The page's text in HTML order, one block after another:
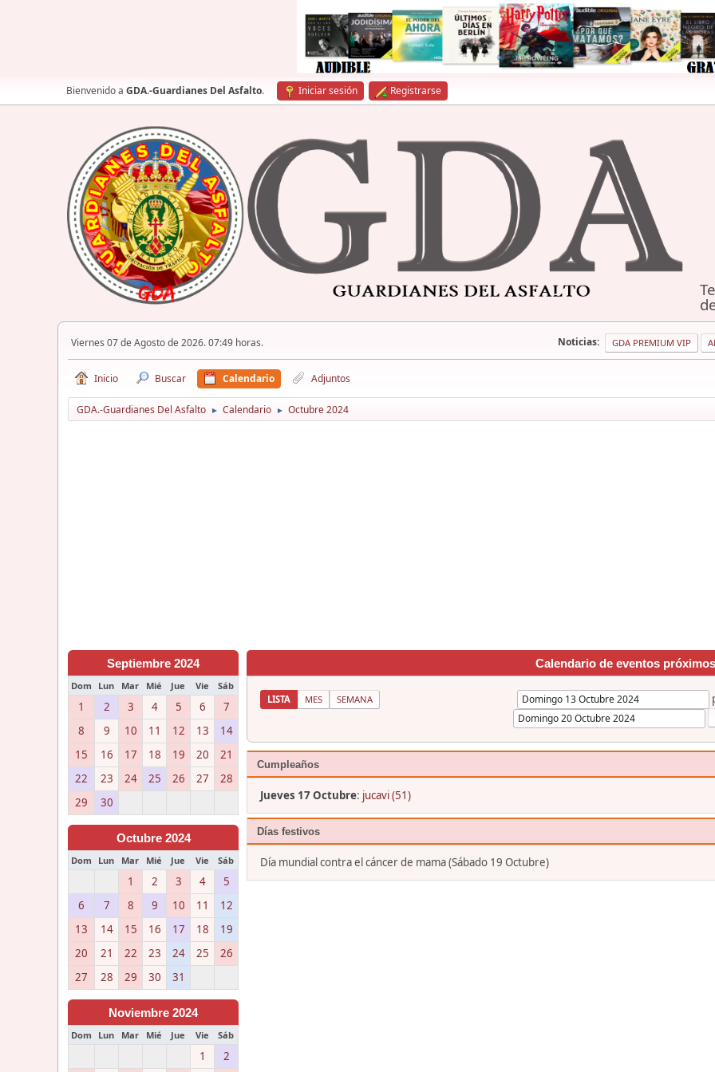
Bienvenido a GDA.-Guardianes Del Asfalto. Iniciar sesión Registrarse
Viernes 07 de Agosto de 2026. 07:49 horas. Noticias: GDA PREMIUM VIP
Inicio Buscar Calendario Adjuntos
GDA.-Guardianes Del Asfalto ► Calendario ► Octubre 2024
Septiembre 2024
Dom Lun Mar Mié Jue Vie Sáb
1 2 3 4 5 6
7
8
9 10 11 12 13
14
15
16 17 18 19 20
21
22
23 24 25 26 27
28
29
30
Octubre 2024
Dom Lun Mar Mié Jue Vie Sáb
1 2 3 4
5
6
7 8 9 10 11
12
13
14 15 16 17 18
19
20
21 22 23 24 25
26
27
28 29 30 31
Noviembre 2024
Dom Lun Mar Mié Jue Vie Sáb
1 2
Calendario de eventos próximos
LISTA MES SEMANA
Cumpleaños
Jueves 17 Octubre: jucavi (51)
Días festivos
Día mundial contra el cáncer de mama (Sábado 19 Octubre)